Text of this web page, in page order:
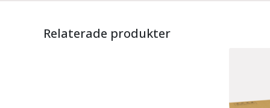
Relaterade produkter